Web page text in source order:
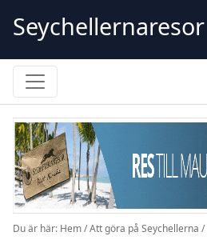
Seychellernaresor
Du är här: Hem/Att göra på Seychellerna /